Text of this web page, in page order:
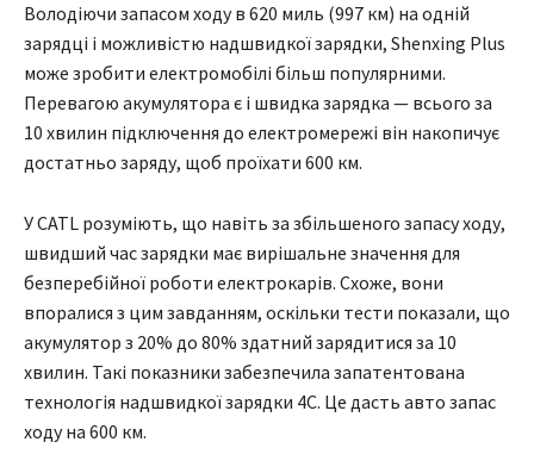
Володіючи запасом ходу в 620 миль (997 км) на одній
зарядці і можливістю надшвидкої зарядки, Shenxing Plus
може зробити електромобілі більш популярними.
Перевагою акумулятора є і швидка зарядка — всього за
10 хвилин підключення до електромережі він накопичує
достатньо заряду, щоб проїхати 600 км.
У CATL розуміють, що навіть за збільшеного запасу ходу,
швидший час зарядки має вирішальне значення для
безперебійної роботи електрокарів. Схоже, вони
впоралися з цим завданням, оскільки тести показали, що
акумулятор з 20% до 80% здатний зарядитися за 10
хвилин. Такі показники забезпечила запатентована
технологія надшвидкої зарядки 4C. Це дасть авто запас
ходу на 600 км.